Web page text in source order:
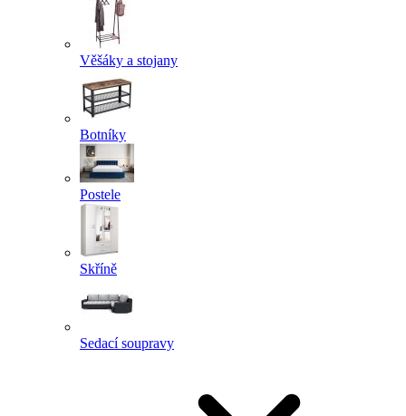
Věšáky a stojany
Botníky
Postele
Skříně
Sedací soupravy